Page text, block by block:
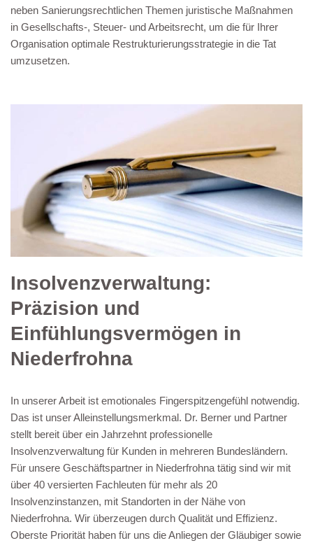
neben Sanierungsrechtlichen Themen juristische Maßnahmen
in Gesellschafts-, Steuer- und Arbeitsrecht, um die für Ihrer
Organisation optimale Restrukturierungsstrategie in die Tat
umzusetzen.
Insolvenzverwaltung:
Präzision und
Einfühlungsvermögen in
Niederfrohna
In unserer Arbeit ist emotionales Fingerspitzengefühl notwendig.
Das ist unser Alleinstellungsmerkmal. Dr. Berner und Partner
stellt bereit über ein Jahrzehnt professionelle
Insolvenzverwaltung für Kunden in mehreren Bundesländern.
Für unsere Geschäftspartner in Niederfrohna tätig sind wir mit
über 40 versierten Fachleuten für mehr als 20
Insolvenzinstanzen, mit Standorten in der Nähe von
Niederfrohna. Wir überzeugen durch Qualität und Effizienz.
Oberste Priorität haben für uns die Anliegen der Gläubiger sowie